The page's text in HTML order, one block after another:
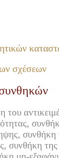
σχέσεων
του
συνθήκη
συνθήκη